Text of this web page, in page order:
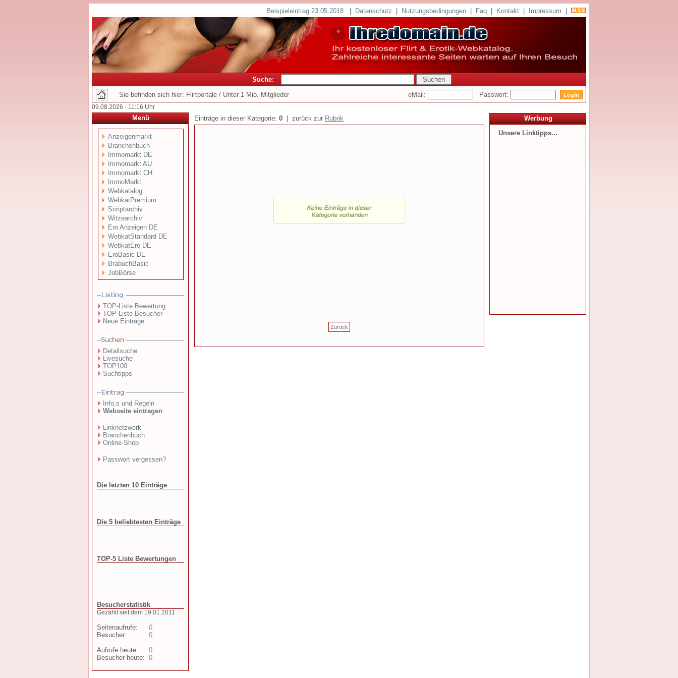
Beispieleintrag 23.05.2018 Datenschutz Nutzungsbedingungen Faq Kontakt Impressum
Suche:
Sie befinden sich hier: Flirtportale / Unter 1 Mio. Mitglieder
eMail: Passwort:
09.08.2026 - 11:16 Uhr
Menü
Anzeigenmarkt
Branchenbuch
Immomarkt DE
Immomarkt AU
Immomarkt CH
ImmoMarkt
Webkatalog
WebkatPremium
Scriptarchiv
Witzearchiv
Ero Anzeigen DE
WebkatStandard DE
WebkatEro DE
EroBasic DE
BrabuchBasic
JobBörse
TOP-Liste Bewertung
TOP-Liste Besucher
Neue Einträge
Detailsuche
Livesuche
TOP100
Suchtipps
Info,s und Regeln
Webseite eintragen
Linknetzwerk
Branchenbuch
Online-Shop
Passwort vergessen?
Die letzten 10 Einträge
Die 5 beliebtesten Einträge
TOP-5 Liste Bewertungen
Besucherstatistik
Gezählt seit dem 19.01.2011
Seitenaufrufe:
Besucher:
Aufrufe heute:
Besucher heute:
0
0
0
0
Einträge in dieser Kategorie: 0 | zurück zur Rubrik
Zurück
Werbung
Unsere Linktipps...